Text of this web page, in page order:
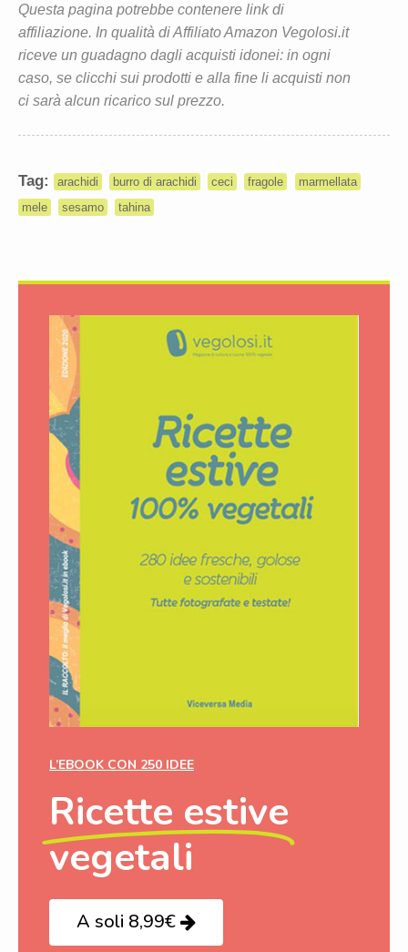
Questa pagina potrebbe contenere link di
affiliazione. In qualità di Affiliato Amazon Vegolosi.it
riceve un guadagno dagli acquisti idonei: in ogni
caso, se clicchi sui prodotti e alla fine li acquisti non
ci sarà alcun ricarico sul prezzo.
Tag: arachidi burro di arachidi ceci fragole
marmellata
mele
sesamo tahina
L’EBOOK CON 250 IDEE
Ricette estive
vegetali
A soli 8,99€